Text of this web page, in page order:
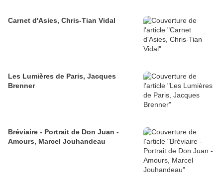
Carnet d'Asies, Chris-Tian Vidal
Les Lumières de Paris, Jacques
Brenner
Bréviaire - Portrait de Don Juan -
Amours, Marcel Jouhandeau